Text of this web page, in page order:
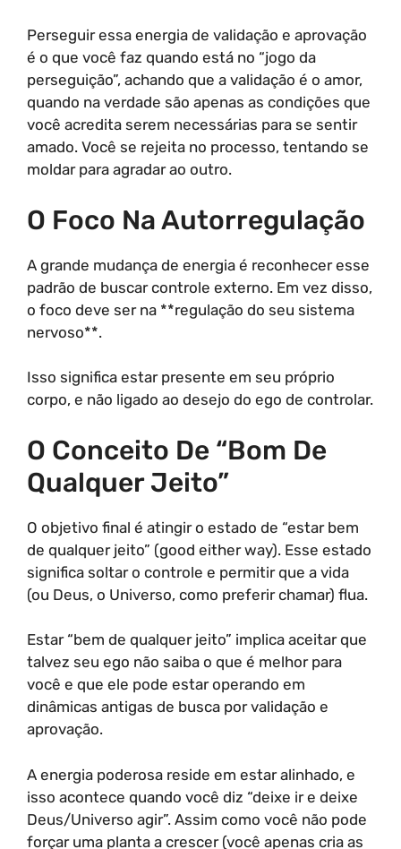
Perseguir essa energia de validação e aprovação
é o que você faz quando está no “jogo da
perseguição”, achando que a validação é o amor,
quando na verdade são apenas as condições que
você acredita serem necessárias para se sentir
amado. Você se rejeita no processo, tentando se
moldar para agradar ao outro.
O Foco Na Autorregulação
A grande mudança de energia é reconhecer esse
padrão de buscar controle externo. Em vez disso,
o foco deve ser na **regulação do seu sistema
nervoso**.
Isso significa estar presente em seu próprio
corpo, e não ligado ao desejo do ego de controlar.
O Conceito De “Bom De
Qualquer Jeito”
O objetivo final é atingir o estado de “estar bem
de qualquer jeito” (good either way). Esse estado
significa soltar o controle e permitir que a vida
(ou Deus, o Universo, como preferir chamar) flua.
Estar “bem de qualquer jeito” implica aceitar que
talvez seu ego não saiba o que é melhor para
você e que ele pode estar operando em
dinâmicas antigas de busca por validação e
aprovação.
A energia poderosa reside em estar alinhado, e
isso acontece quando você diz “deixe ir e deixe
Deus/Universo agir”. Assim como você não pode
forçar uma planta a crescer (você apenas cria as